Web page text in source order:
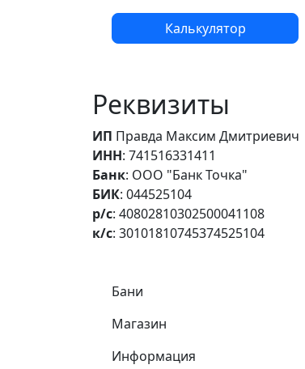
Калькулятор
Реквизиты
ИП Правда Максим Дмитриевич
ИНН: 741516331411
Банк: ООО "Банк Точка"
БИК: 044525104
р/с: 40802810302500041108
к/с: 30101810745374525104
Самое важное
Бани
Магазин
Информация